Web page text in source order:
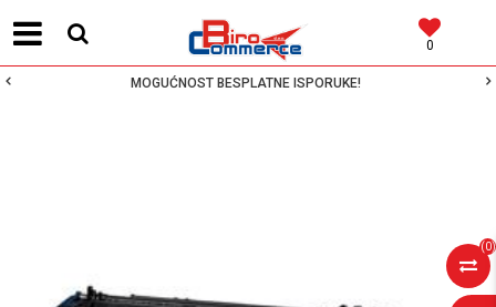
0
MOGUĆNOST BESPLATNE ISPORUKE!
(0)